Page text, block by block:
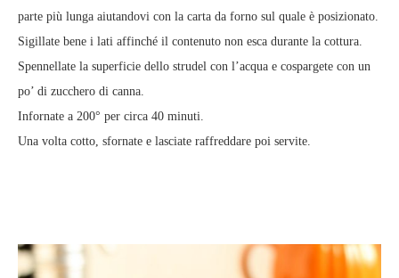
parte più lunga aiutandovi con la carta da forno sul quale è posizionato.
Sigillate bene i lati affinché il contenuto non esca durante la cottura.
Spennellate la superficie dello strudel con l’acqua e cospargete con un
po’ di zucchero di canna.
Infornate a 200° per circa 40 minuti.
Una volta cotto, sfornate e lasciate raffreddare poi servite.